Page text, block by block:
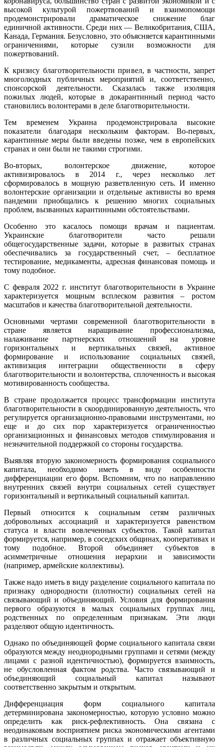
высокой культурой пожертвований и взаимопомощи
продемонстрировали драматическое снижение благ
единичной активности. Среди них — Великобритания, США,
Канада, Германия. Безусловно, это объясняется карантинными
ограничениями, которые сузили возможности для
пожертвований.
К кризису благотворительности привел, в частности, запрет
многолюдных публичных мероприятий и, соответственно,
спонсорской деятельности. Сказалась также изоляция
пожилых людей, которые в докарантинный период часто
становились волонтерами в деле благотворительности.
Тем временем Украина продемонстрировала высокие
показатели благодаря нескольким факторам. Во-первых,
карантинные меры были введены позже, чем в европейских
странах и они были не такими строгими.
Во-вторых, волонтерское движение, которое
активизировалось в 2014 г., через несколько лет
сформировалось в мощную разветвленную сеть. И именно
волонтерские организации и отдельные активисты во время
пандемии приобщались к решению многих социальных
проблем, вызванных карантинными обстоятельствами.
Особенно это касалось помощи врачам и пациентам.
Украинские благотворители часто решали
общегосударственные задачи, которые в развитых странах
обеспечивались за государственный счет, – бесплатное
тестирование, медикаменты, адресная финансовая помощь и
тому подобное.
С февраля 2022 г. институт благотворительности в Украине
характеризуется мощным всплеском развития – ростом
масштабов и качества благотворительной деятельности.
Основными чертами современной благотворительности в
стране является наращивание профессионализма,
налаживание партнерских отношений на уровне
горизонтальных и вертикальных связей, активное
формирование и использование социальных связей,
активизация интеграции общественности в сферу
благотворительности и волонтерства, сплоченность и высокая
мотивированность сообщества.
В стране продолжается процесс трансформации института
благотворительности в скоординированную деятельность, что
регулируется организационно-правовыми инструментами, но
еще и до сих пор характеризуется ограниченностью
организационных и финансовых методов стимулирования и
незначительной поддержкой со стороны государства.
Выявляя вторую закономерность формирования социального
капитала, необходимо иметь в виду особенности
дифференциации его форм. Вспомним, что по направлению
внутренних связей внутри социальных сетей существует
горизонтальный и вертикальный социальный капитал.
Первый относится к социальным сетям различных
добровольных ассоциаций и характеризуется равенством
статуса и власти вовлеченных субъектов. Такой капитал
формируется, например, в соседских общинах, кооперативах и
тому подобное. Второй объединяет субъектов в
асимметричные отношения иерархии и зависимости
(например, армейские коллективы).
Также надо иметь в виду разделение социального капитала по
признаку однородности (плотности) социальных сетей на
связывающий и объединяющий. Условия для формирования
первого образуются в малых социальных группах лиц,
родственных по определенным признакам. Эти люди
разделяют общую идентичность.
Однако по объединяющей форме социального капитала связи
образуются между неоднородными группами и сетями (между
лицами с разной идентичностью), формируется взаимность,
не обусловленная фактом родства. Часто связывающий и
объединяющий социальный капитал называют
соответственно закрытым и открытым.
Дифференциация форм социального капитала
детерминирована закономерностью, которую условно можно
определить как риск-рефлективность. Она связана с
неодинаковым восприятием риска экономическими агентами
в различных социальных группах и отражает объективную